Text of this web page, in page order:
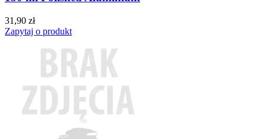
31,90 zł
Zapytaj o produkt